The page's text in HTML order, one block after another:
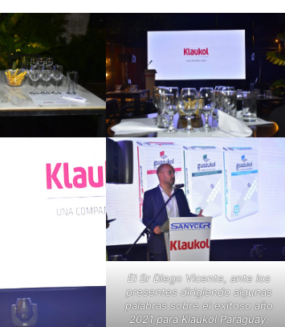
El Sr Diego Vicente, ante los
presentes dirigiendo algunas
palabras sobre el exitoso año
2021 para Klaukol Paraguay.